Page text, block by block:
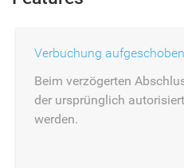
Verbuchung aufgeschoben
Beim verzögerten
der ursprünglich
werden.